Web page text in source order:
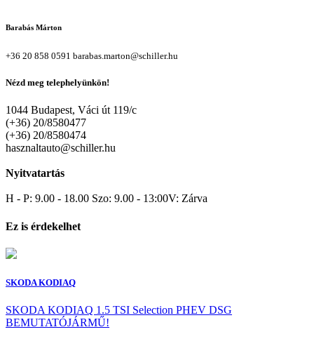
Barabás Márton
+36 20 858 0591 barabas.marton@schiller.hu
Nézd meg telephelyünkön!
1044 Budapest, Váci út 119/c
(+36) 20/8580477
(+36) 20/8580474
hasznaltauto@schiller.hu
Nyitvatartás
H - P: 9.00 - 18.00 Szo: 9.00 - 13:00V: Zárva
Ez is érdekelhet
SKODA KODIAQ
SKODA KODIAQ 1.5 TSI Selection PHEV DSG
BEMUTATÓJÁRMŰ!